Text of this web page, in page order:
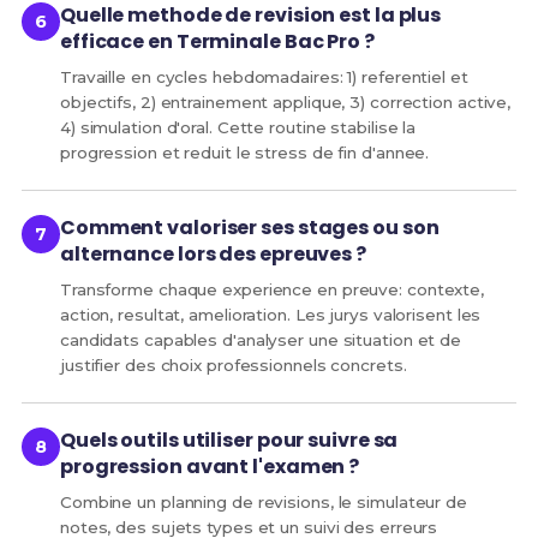
Quelle methode de revision est la plus
efficace en Terminale Bac Pro ?
Travaille en cycles hebdomadaires: 1) referentiel et
objectifs, 2) entrainement applique, 3) correction active,
4) simulation d'oral. Cette routine stabilise la
progression et reduit le stress de fin d'annee.
Comment valoriser ses stages ou son
alternance lors des epreuves ?
Transforme chaque experience en preuve: contexte,
action, resultat, amelioration. Les jurys valorisent les
candidats capables d'analyser une situation et de
justifier des choix professionnels concrets.
Quels outils utiliser pour suivre sa
progression avant l'examen ?
Combine un planning de revisions, le simulateur de
notes, des sujets types et un suivi des erreurs